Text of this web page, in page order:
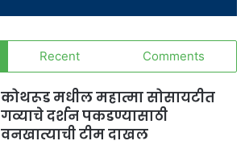
Recent Comments
कोथरूड मधील महात्मा सोसायटीत
गव्याचे दर्शन पकडण्यासाठी
वनखात्याची टीम दाखल